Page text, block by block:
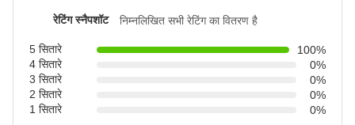
रेटिंग स्नैपशॉट निम्नलिखित सभी रेटिंग का वितरण है
5 सितारे
100%
4 सितारे
0%
3 सितारे
0%
2 सितारे
0%
1 सितारे
0%